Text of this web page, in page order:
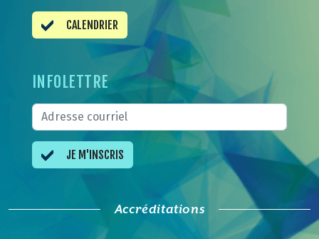
CALENDRIER
INFOLETTRE
JE M'INSCRIS
Accréditations